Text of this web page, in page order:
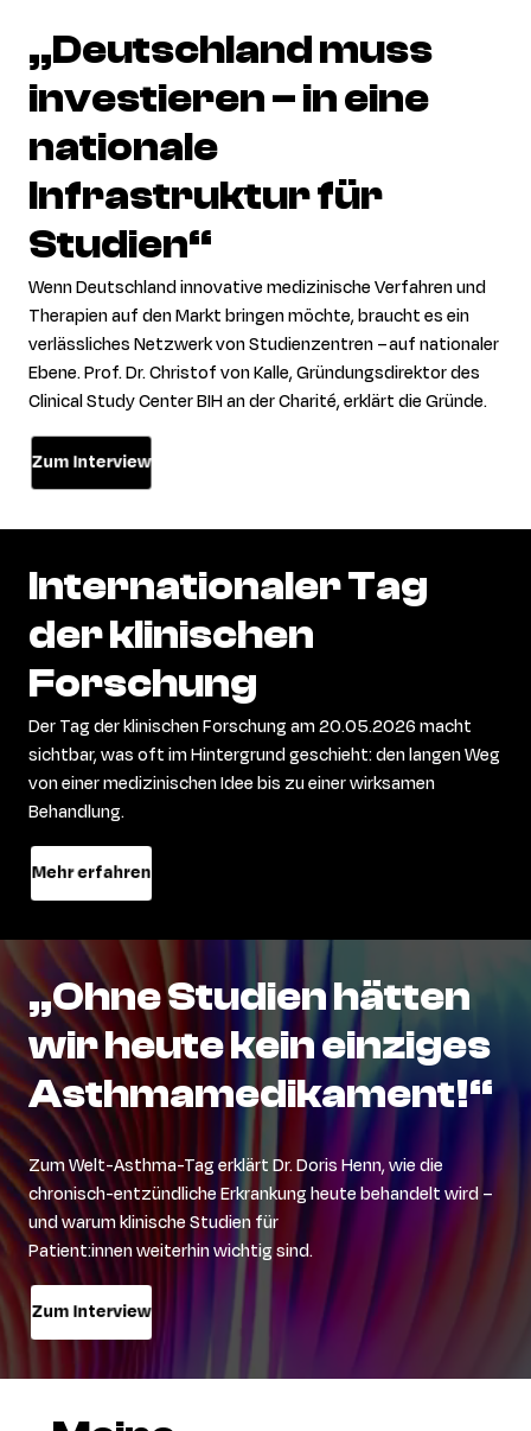
„Deutschlandmuss
investieren–ineine
nationale
Infrastrukturfür
Studien“
Wenn Deutschland innovative medizinische Verfahren und
Therapien auf den Markt bringen möchte, braucht es ein
verlässliches Netzwerk von Studienzentren – auf nationaler
Ebene.Prof. Dr. Christof von Kalle,Gründungsdirektor des
Clinical Study Center BIH an der Charité,erklärt die Gründe.
Zum Interview
InternationalerTag
derklinischen
Forschung
Der Tag der klinischen Forschung am 20.05.2026 macht
sichtbar, was oft im Hintergrund geschieht: den langen Weg
von einer medizinischen Idee bis zu einer wirksamen
Behandlung.
Mehr erfahren
„OhneStudienhätten
wirheutekeineinziges
Asthmamedikament!“
Zum Welt-Asthma-Tag erklärtDr. Doris Henn, wie die
chronisch-entzündliche Erkrankung heute behandelt wird –
und warum klinische Studienfür
Patient:innenweiterhinwichtig sind.
Zum Interview